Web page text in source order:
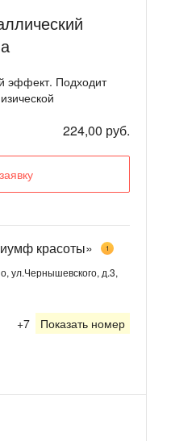
эффект. Подходит
224,00 руб.
красоты» 1
ул.Чернышевского, д.3,
+7 Показать номер